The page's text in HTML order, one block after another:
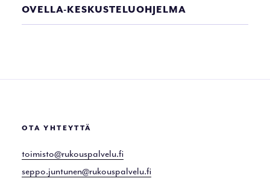
OVELLA-KESKUSTELUOHJELMA
OTA YHTEYTTÄ
toimisto@rukouspalvelu.fi
seppo.juntunen@rukouspalvelu.fi